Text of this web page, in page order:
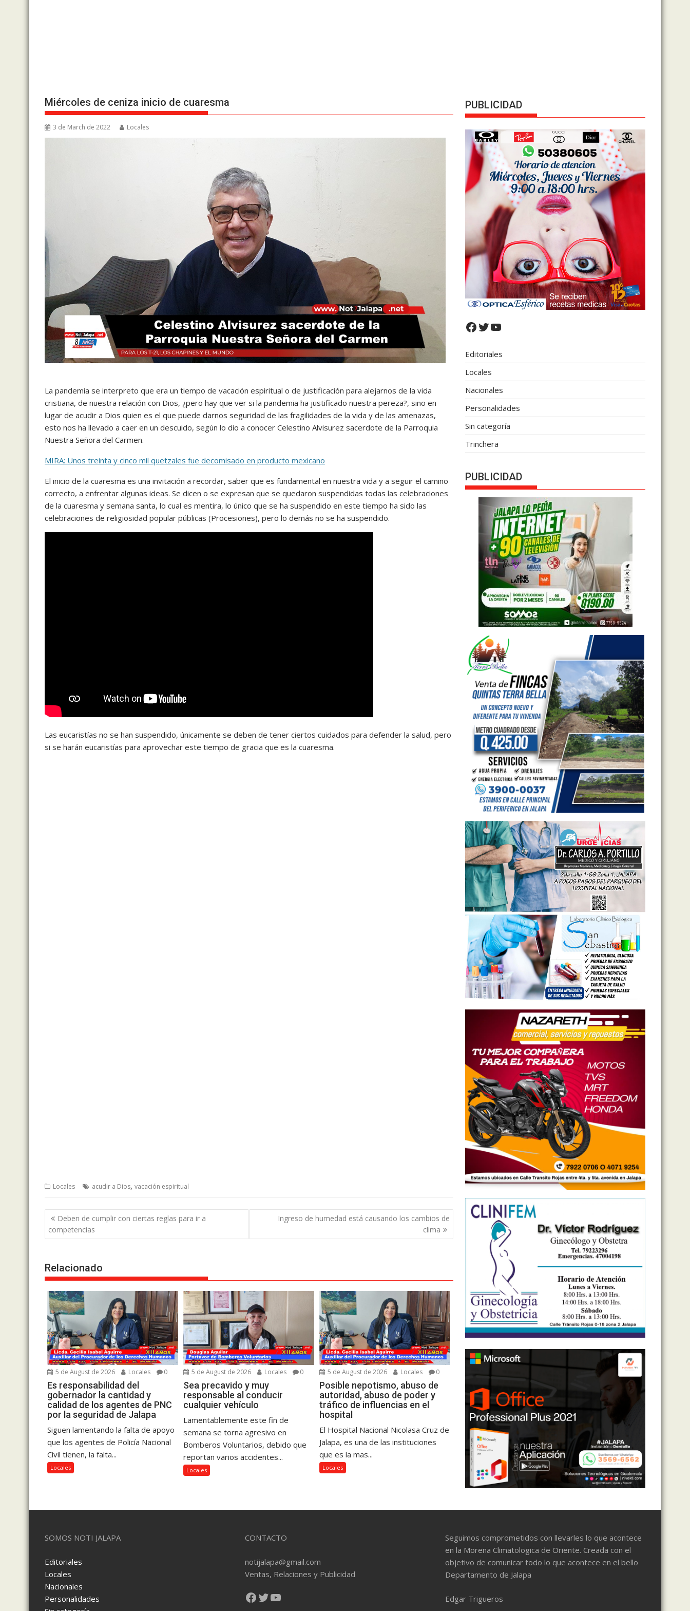
Miércoles de ceniza inicio de cuaresma
3 de March de 2022 Locales
La pandemia se interpreto que era un tiempo de vacación espiritual o de justificación para alejarnos de la vida
cristiana, de nuestra relación con Dios, ¿pero hay que ver si la pandemia ha justificado nuestra pereza?, sino en
lugar de acudir a Dios quien es el que puede darnos seguridad de las fragilidades de la vida y de las amenazas,
esto nos ha llevado a caer en un descuido, según lo dio a conocer Celestino Alvisurez sacerdote de la Parroquia
Nuestra Señora del Carmen.
MIRA: Unos treinta y cinco mil quetzales fue decomisado en producto mexicano
El inicio de la cuaresma es una invitación a recordar, saber que es fundamental en nuestra vida y a seguir el camino
correcto, a enfrentar algunas ideas. Se dicen o se expresan que se quedaron suspendidas todas las celebraciones
de la cuaresma y semana santa, lo cual es mentira, lo único que se ha suspendido en este tiempo ha sido las
celebraciones de religiosidad popular públicas (Procesiones), pero lo demás no se ha suspendido.
Las eucaristías no se han suspendido, únicamente se deben de tener ciertos cuidados para defender la salud, pero
si se harán eucaristías para aprovechar este tiempo de gracia que es la cuaresma.
Locales acudir a Dios, vacación espiritual
Post
navigation
Deben de cumplir con ciertas reglas para ir a
competencias
Ingreso de humedad está causando los cambios de
clima
Relacionado
5 de August de 2026 Locales 0
Es responsabilidad del
gobernador la cantidad y
calidad de los agentes de PNC
por la seguridad de Jalapa
Siguen lamentando la falta de apoyo
que los agentes de Policía Nacional
Civil tienen, la falta...
Locales
5 de August de 2026 Locales 0
Sea precavido y muy
responsable al conducir
cualquier vehículo
Lamentablemente este fin de
semana se torna agresivo en
Bomberos Voluntarios, debido que
reportan varios accidentes...
Locales
5 de August de 2026 Locales 0
Posible nepotismo, abuso de
autoridad, abuso de poder y
tráfico de influencias en el
hospital
El Hospital Nacional Nicolasa Cruz de
Jalapa, es una de las instituciones
que es la mas...
Locales
PUBLICIDAD
Facebook
Twitter
YouTube
Editoriales
Locales
Nacionales
Personalidades
Sin categoría
Trinchera
PUBLICIDAD
SOMOS NOTI JALAPA
Editoriales
Locales
Nacionales
Personalidades
CONTACTO
notijalapa@gmail.com
Ventas, Relaciones y Publicidad
Facebook
Twitter
YouTube
Seguimos comprometidos con llevarles lo que acontece
en la Morena Climatologica de Oriente. Creada con el
objetivo de comunicar todo lo que acontece en el bello
Departamento de Jalapa
Edgar Trigueros